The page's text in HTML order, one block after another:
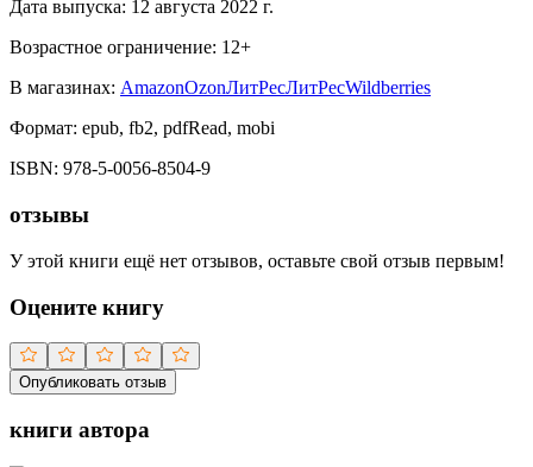
Дата выпуска: 12 августа 2022 г.
Возрастное ограничение: 12+
В магазинах: AmazonOzonЛитРесЛитРесWildberries
Формат: epub, fb2, pdfRead, mobi
ISBN: 978-5-0056-8504-9
отзывы
У этой книги ещё нет отзывов, оставьте свой отзыв первым!
Оцените книгу
Опубликовать отзыв
книги автора